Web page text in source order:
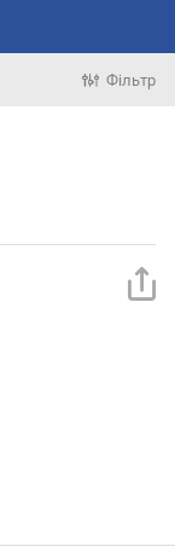
Фільтр